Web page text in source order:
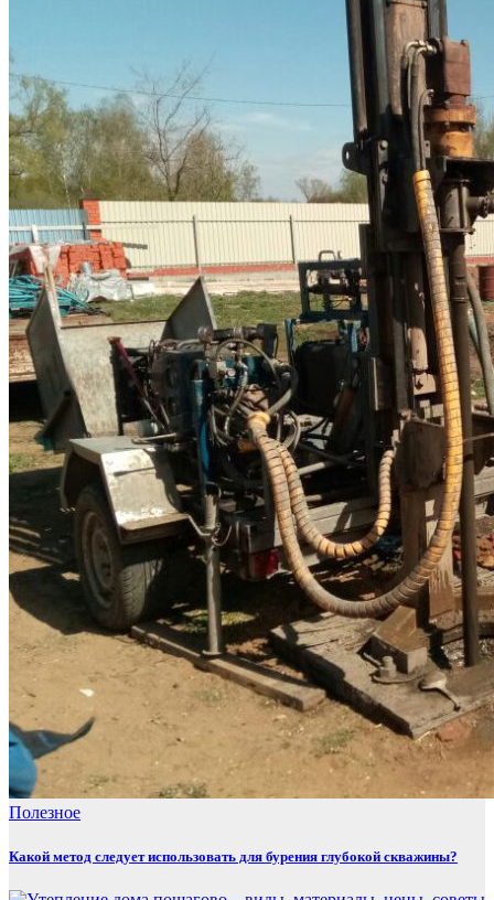
Полезнoe
Какой метод следует использовать для бурения глубокой скважины?